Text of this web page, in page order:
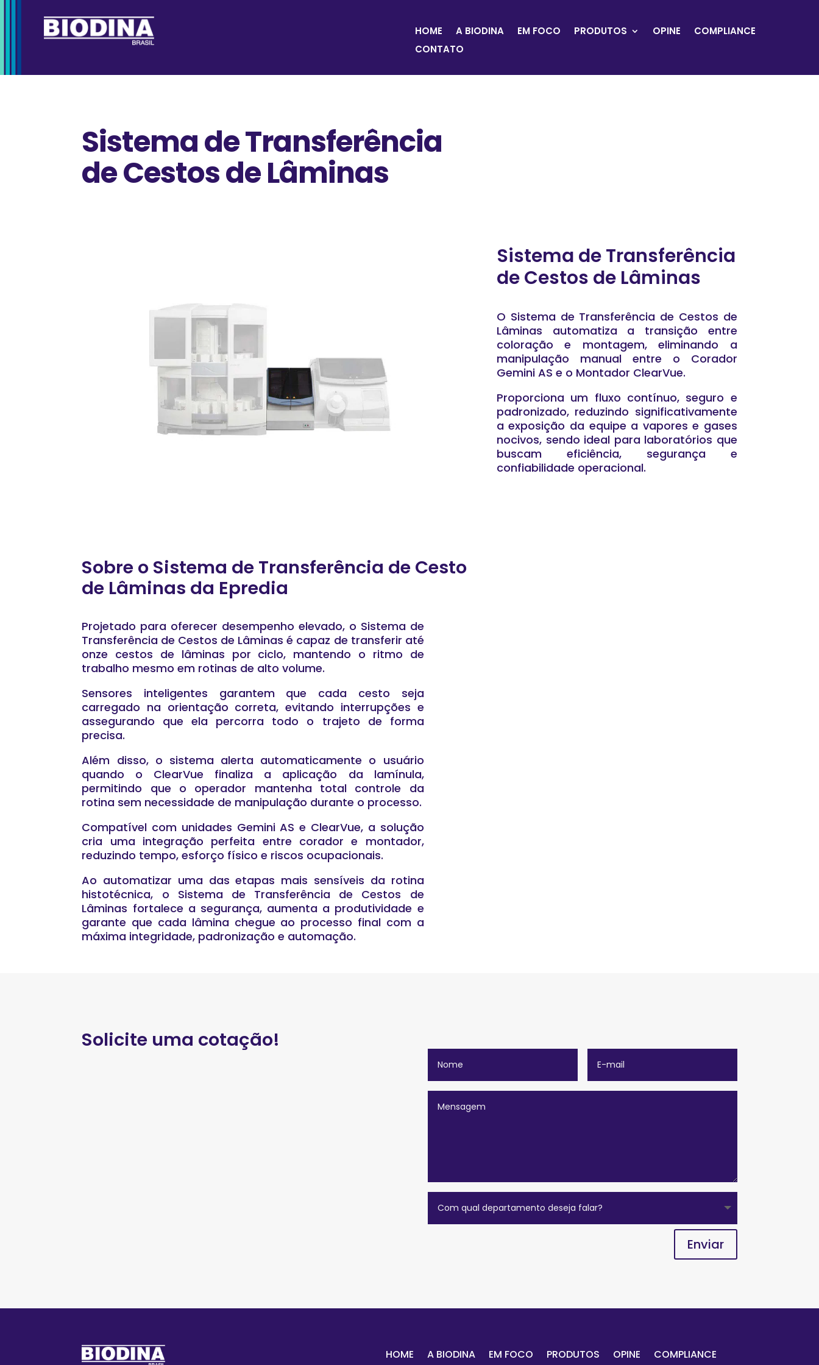
HOME A BIODINA EM FOCO PRODUTOS OPINE
COMPLIANCE
CONTATO
Sistema de Transferência
de Cestos de Lâminas
Sistema de Transferência
de Cestos de Lâminas
O Sistema de Transferência de Cestos de
Lâminas automatiza a transição entre
coloração e montagem, eliminando a
manipulação manual entre o Corador
Gemini AS e o Montador ClearVue.
Proporciona um fluxo contínuo, seguro e
padronizado, reduzindo significativamente
a exposição da equipe a vapores e gases
nocivos, sendo ideal para laboratórios que
buscam eficiência, segurança e
confiabilidade operacional.
Sobre o Sistema de Transferência de Cesto
de Lâminas da Epredia
Projetado para oferecer desempenho elevado, o Sistema de
Transferência de Cestos de Lâminas é capaz de transferir até
onze cestos de lâminas por ciclo, mantendo o ritmo de
trabalho mesmo em rotinas de alto volume.
Sensores inteligentes garantem que cada cesto seja
carregado na orientação correta, evitando interrupções e
assegurando que ela percorra todo o trajeto de forma
precisa.
Além disso, o sistema alerta automaticamente o usuário
quando o ClearVue finaliza a aplicação da lamínula,
permitindo que o operador mantenha total controle da
rotina sem necessidade de manipulação durante o processo.
Compatível com unidades Gemini AS e ClearVue, a solução
cria uma integração perfeita entre corador e montador,
reduzindo tempo, esforço físico e riscos ocupacionais.
Ao automatizar uma das etapas mais sensíveis da rotina
histotécnica, o Sistema de Transferência de Cestos de
Lâminas fortalece a segurança, aumenta a produtividade e
garante que cada lâmina chegue ao processo final com a
máxima integridade, padronização e automação.
Solicite uma cotação!
Enviar
HOME A BIODINA EM FOCO PRODUTOS OPINE COMPLIANCE